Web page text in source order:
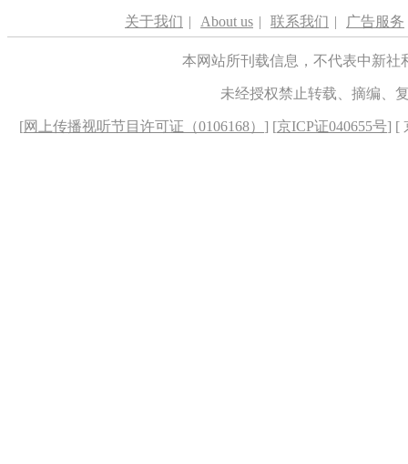
关于我们 | About us | 联系我们 | 广告服务
本网站所刊载信息，不代表中新
未经授权禁止转载、摘编、
[网上传播视听节目许可证（0106168） ] [京ICP证040655号] [